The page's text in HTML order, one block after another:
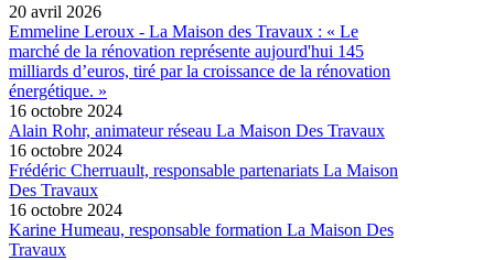
20 avril 2026
Emmeline Leroux - La Maison des Travaux : « Le
marché de la rénovation représente aujourd'hui 145
milliards d’euros, tiré par la croissance de la rénovation
énergétique. »
16 octobre 2024
Alain Rohr, animateur réseau La Maison Des Travaux
16 octobre 2024
Frédéric Cherruault, responsable partenariats La Maison
Des Travaux
16 octobre 2024
Karine Humeau, responsable formation La Maison Des
Travaux